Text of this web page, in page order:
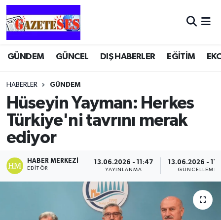
GÜNDEM GÜNCEL DIŞ HABERLER EĞİTİM
HABERLER GÜNDEM
Hüseyin Yayman: Herkes
Türkiye'ni tavrını merak
ediyor
HABER MERKEZI
EDITÖR
13.06.2026 - 11:47
YAYINLANMA
13.06.2026 -
GÜNCELLEME